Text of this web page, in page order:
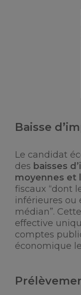
Baisse
Le candidat
des baisses
moyennes et
fiscaux “dont
inférieures ou
médian”.
effective
comptes
économique